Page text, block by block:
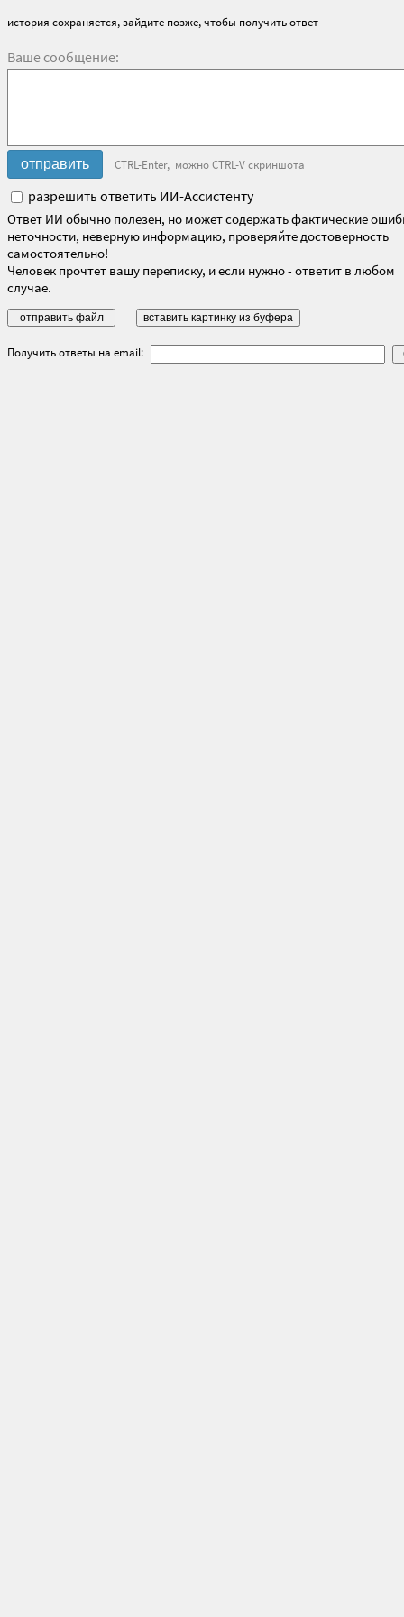
история сохраняется, зайдите позже, чтобы получить ответ
Ваше сообщение:
CTRL-Enter, можно CTRL-V скриншота
разрешить ответить ИИ-Ассистенту
Ответ ИИ обычно полезен, но может содержать фактические
неточности, неверную информацию, проверяйте достоверность
самостоятельно!
Человек прочтет вашу переписку, и если нужно - ответит в любом
случае.
Получить ответы на email: